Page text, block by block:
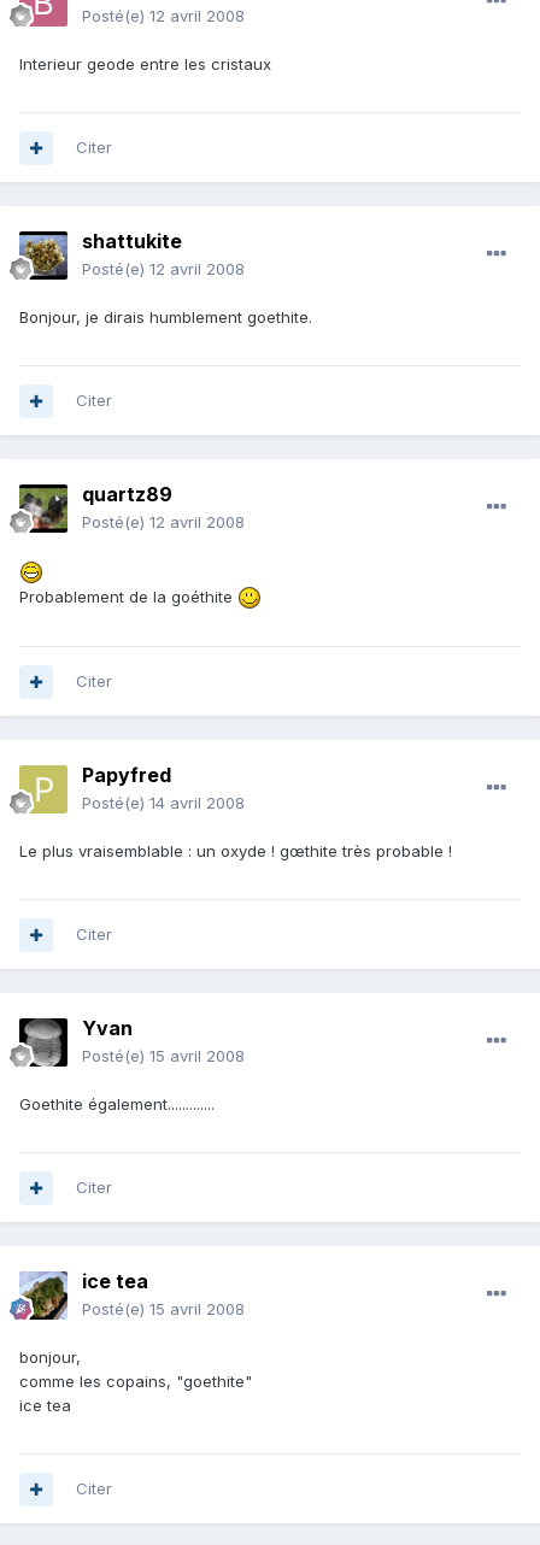
Posté(e) 12 avril 2008
Interieur geode entre les cristaux
Citer
shattukite
Posté(e) 12 avril 2008
Bonjour, je dirais humblement goethite.
Citer
quartz89
Posté(e) 12 avril 2008
Probablement de la goéthite
Citer
Papyfred
Posté(e) 14 avril 2008
Le plus vraisemblable : un oxyde ! gœthite très probable !
Citer
Yvan
Posté(e) 15 avril 2008
Goethite également.............
Citer
ice tea
Posté(e) 15 avril 2008
bonjour,
comme les copains, "goethite"
ice tea
Citer